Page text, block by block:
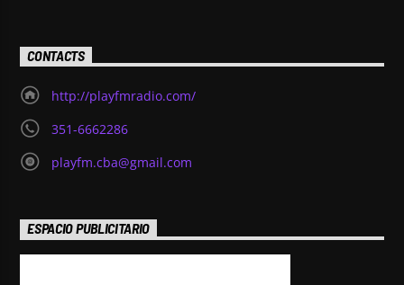
CONTACTS
http://playfmradio.com/
351-6662286
playfm.cba@gmail.com
ESPACIO PUBLICITARIO